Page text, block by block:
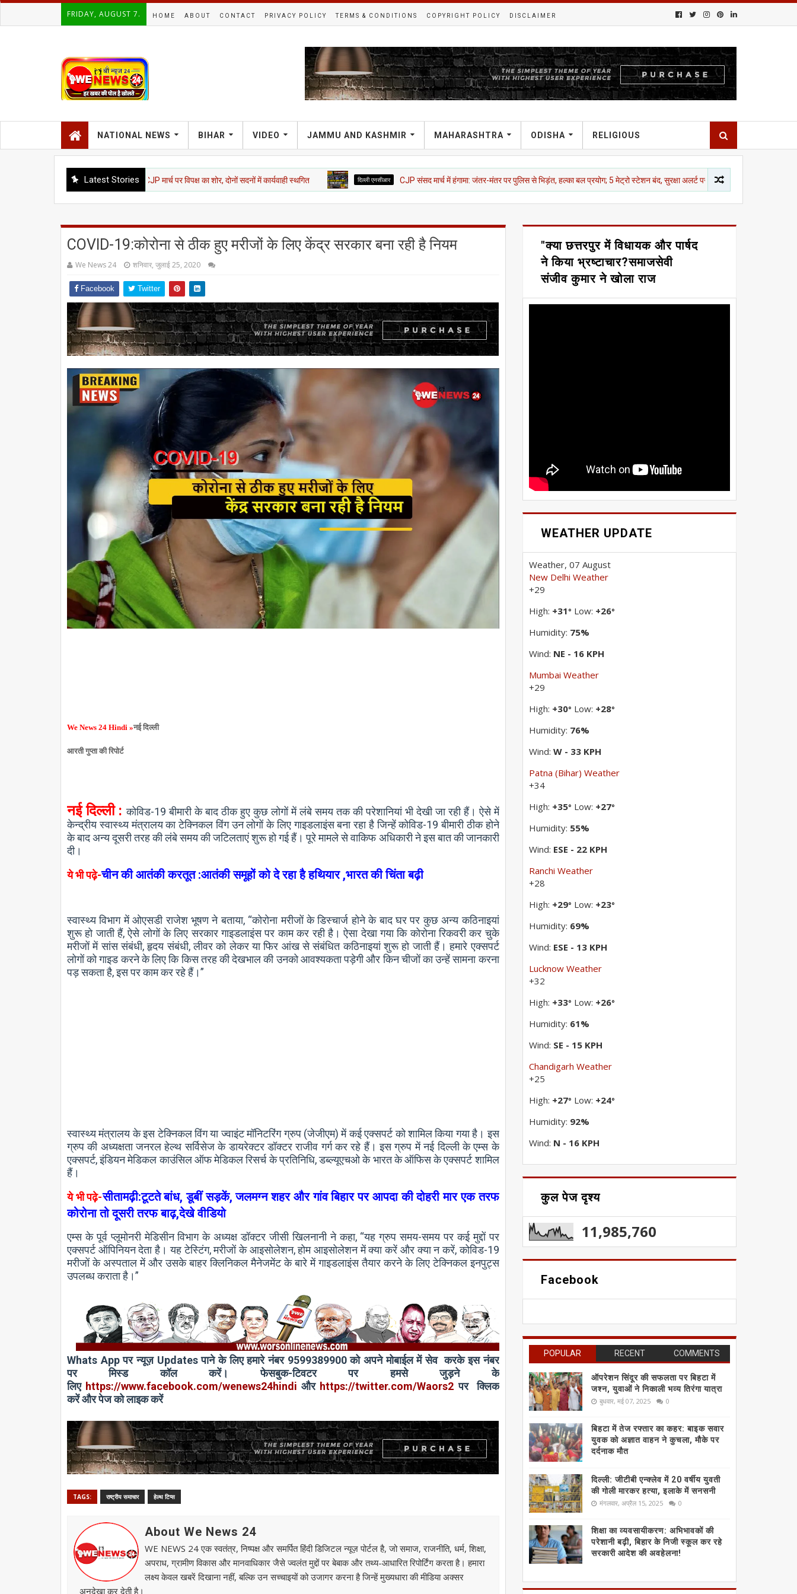
FRIDAY, AUGUST 7. HOME ABOUT CONTACT PRIVACY POLICY TERMS & CONDITIONS COPYRIGHT POLICY DISCLAIMER
NATIONAL NEWS BIHAR VIDEO JAMMU AND KASHMIR MAHARASHTRA ODISHA RELIGIOUS
Latest Stories
NEET, राम मंदिर चंदा और CJP मार्च पर विपक्ष का शोर, दोनों सदनों में कार्यवाही स्थगित दिल्ली एनसीआर CJP संसद मार्च में हंगामा: जंतर-मंतर पर पुलिस से भिड़ंत, हल्का बल प्रयोग; 5 मेट्रो स्टेशन बंद, सुरक्षा अलर्ट पर दिल्ली
COVID-19:कोरोना से ठीक हुए मरीजों के लिए केंद्र सरकार बना रही है नियम
We News 24 शनिवार, जुलाई 25, 2020
Facebook Twitter
We News 24 Hindi »नई दिल्ली
आरती गुप्ता की रिपोर्ट
नई दिल्ली :कोविड-19 बीमारी के बाद ठीक हुए कुछ लोगों में लंबे समय तक की परेशानियां भी देखी जा रही हैं। ऐसे में
केन्द्रीय स्वास्थ्य मंत्रालय का टेक्निकल विंग उन लोगों के लिए गाइडलाइंस बना रहा है जिन्हें कोविड-19 बीमारी ठीक होने
के बाद अन्य दूसरी तरह की लंबे समय की जटिलताएं शुरू हो गई हैं। पूरे मामले से वाकिफ अधिकारी ने इस बात की जानकारी
दी।
ये भी पढ़े-चीन की आतंकी करतूत :आतंकी समूहों को दे रहा है हथियार ,भारत की चिंता बढ़ी
स्वास्थ्य विभाग में ओएसडी राजेश भूषण ने बताया, “कोरोना मरीजों के डिस्चार्ज होने के बाद घर पर कुछ अन्य कठिनाइयां
शुरू हो जाती हैं, ऐसे लोगों के लिए सरकार गाइडलाइंस पर काम कर रही है। ऐसा देखा गया कि कोरोना रिकवरी कर चुके
मरीजों में सांस संबंधी, हृदय संबंधी, लीवर को लेकर या फिर आंख से संबंधित कठिनाइयां शुरू हो जाती हैं। हमारे एक्सपर्ट
लोगों को गाइड करने के लिए कि किस तरह की देखभाल की उनको आवश्यकता पड़ेगी और किन चीजों का उन्हें सामना करना
पड़ सकता है, इस पर काम कर रहे हैं।”
स्वास्थ्य मंत्रालय के इस टेक्निकल विंग या ज्वाइंट मॉनिटरिंग ग्रुप (जेजीएम) में कई एक्सपर्ट को शामिल किया गया है। इस
ग्रुप की अध्यक्षता जनरल हेल्थ सर्विसेज के डायरेक्टर डॉक्टर राजीव गर्ग कर रहे हैं। इस ग्रुप में नई दिल्ली के एम्स के
एक्सपर्ट, इंडियन मेडिकल काउंसिल ऑफ मेडिकल रिसर्च के प्रतिनिधि, डब्ल्यूएचओ के भारत के ऑफिस के एक्सपर्ट शामिल
हैं।
ये भी पढ़े-सीतामढ़ी:टूटते बांध, डूबीं सड़कें, जलमग्न शहर और गांव बिहार पर आपदा की दोहरी मार एक तरफ
कोरोना तो दूसरी तरफ बाढ़,देखे वीडियो
एम्स के पूर्व प्लूमोनरी मेडिसीन विभाग के अध्यक्ष डॉक्टर जीसी खिलनानी ने कहा, “यह ग्रुप समय-समय पर कई मुद्दों पर
एक्सपर्ट ऑपिनियन देता है। यह टेस्टिंग, मरीजों के आइसोलेशन, होम आइसोलेशन में क्या करें और क्या न करें, कोविड-19
मरीजों के अस्पताल में और उसके बाहर क्लिनिकल मैनेजमेंट के बारे में गाइडलाइंस तैयार करने के लिए टेक्निकल इनपुट्स
उपलब्ध कराता है।”
Whats App पर न्यूज़ Updatesपाने के लिए हमारे नंबर 9599389900 को अपने मोबाईलमें सेवकरके इस नंबर
पर
मिस्ड कॉलकरें। फेसबुक-टिवटर पर हमसे जुड़ने के
लिए https://www.facebook.com/wenews24hindiऔर https://twitter.com/Waors2 पर
क्लिक
करें और पेज को लाइक करें
TAGS: राष्ट्रीय समाचार हेल्थ टिप्स
About We News 24
WE NEWS 24 एक स्वतंत्र, निष्पक्ष और समर्पित हिंदी डिजिटल न्यूज़ पोर्टल है, जो समाज, राजनीति, धर्म, शिक्षा,
अपराध, ग्रामीण विकास और मानवाधिकार जैसे ज्वलंत मुद्दों पर बेबाक और तथ्य-आधारित रिपोर्टिंग करता है। हमारा
लक्ष्य केवल खबरें दिखाना नहीं, बल्कि उन सच्चाइयों को उजागर करना है जिन्हें मुख्यधारा की मीडिया अक्सर
अनदेखा कर देती है।
"क्या छत्तरपुर में विधायक और पार्षद
ने किया भ्रष्टाचार?समाजसेवी
संजीव कुमार ने खोला राज
WEATHER UPDATE
Weather, 07 August
New Delhi Weather
+29
High: +31° Low: +26°
Humidity: 75%
Wind: NE - 16 KPH
Mumbai Weather
+29
High: +30° Low: +28°
Humidity: 76%
Wind:W - 33 KPH
Patna (Bihar) Weather
+34
High: +35° Low: +27°
Humidity: 55%
Wind: ESE - 22 KPH
Ranchi Weather
+28
High: +29° Low: +23°
Humidity: 69%
Wind: ESE - 13 KPH
Lucknow Weather
+32
High: +33° Low: +26°
Humidity: 61%
Wind: SE - 15 KPH
Chandigarh Weather
+25
High: +27° Low: +24°
Humidity: 92%
Wind: N - 16 KPH
कुल पेज दृश्य
11,985,760
Facebook
POPULAR RECENT COMMENTS
ऑपरेशन सिंदूर की सफलता पर बिहटा में
जश्न, युवाओं ने निकाली भव्य तिरंगा यात्रा
बुधवार, मई 07, 2025 0
बिहटा में तेज रफ्तार का कहर: बाइक सवार
युवक को अज्ञात वाहन ने कुचला, मौके पर
दर्दनाक मौत
दिल्ली: जीटीबी एन्क्लेव में 20 वर्षीय युवती
की गोली मारकर हत्या, इलाके में सनसनी
मंगलवार, अप्रैल 15, 2025 0
शिक्षा का व्यवसायीकरण: अभिभावकों की
परेशानी बढ़ी, बिहार के निजी स्कूल कर रहे
सरकारी आदेश की अवहेलना!